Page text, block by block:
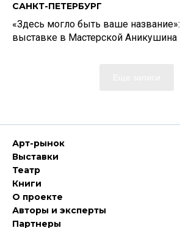
САНКТ-ПЕТЕРБУРГ
«Здесь могло быть ваше
выставке в Мастерской Аникушина
Арт-рынок
Выставки
Театр
Книги
О проекте
Авторы и эксперты
Партнеры